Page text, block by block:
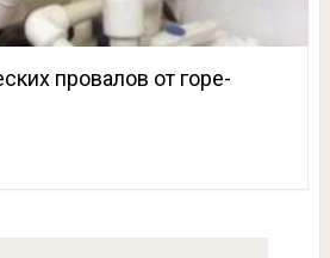
провалов от горе-